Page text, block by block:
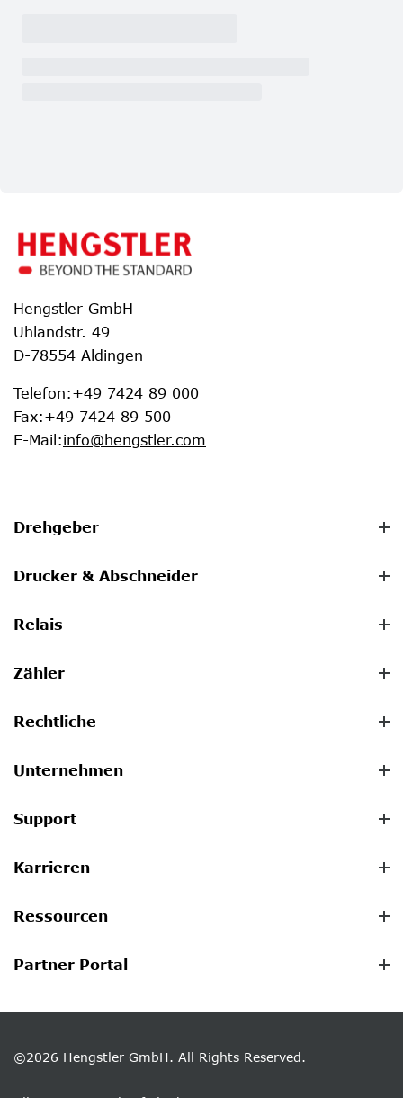
Hengstler GmbH
Uhlandstr. 49
D-78554 Aldingen
Telefon:+49 7424 89 000
Fax:+49 7424 89 500
E-Mail :info@hengstler.com
Drehgeber
Drucker & Abschneider
Relais
Zähler
Rechtliche
Unternehmen
Support
Karrieren
Ressourcen
Partner Portal
©2026 Hengstler GmbH. All Rights Reserved.